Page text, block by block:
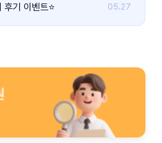
후기 이벤트⭐ 05.27